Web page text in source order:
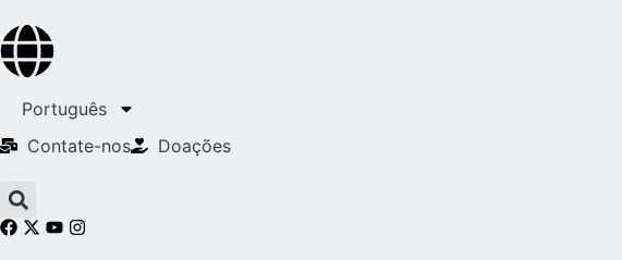
Português
Contate-nos
Doações